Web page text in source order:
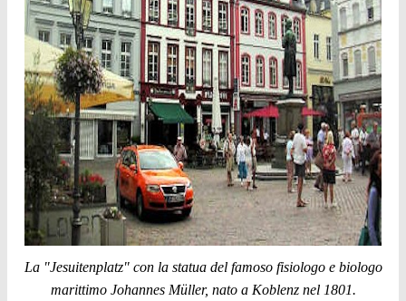
La "Jesuitenplatz" con la statua del famoso fisiologo e biologo
marittimo Johannes Müller, nato a Koblenz nel 1801.